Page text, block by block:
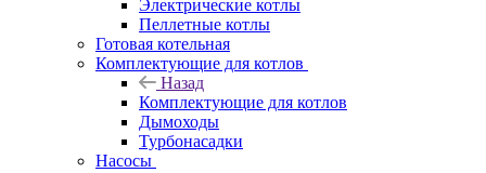
Электрические котлы
Пеллетные котлы
Готовая котельная
Комплектующие для котлов
Назад
Комплектующие для котлов
Дымоходы
Турбонасадки
Насосы